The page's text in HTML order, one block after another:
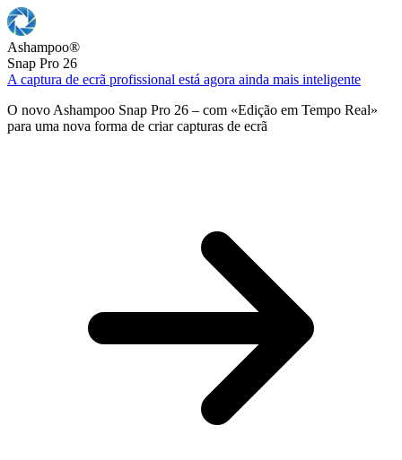
Ashampoo®
Snap Pro 26
A captura de ecrã profissional está agora ainda mais inteligente
O novo Ashampoo Snap Pro 26 – com «Edição em Tempo Real»
para uma nova forma de criar capturas de ecrã